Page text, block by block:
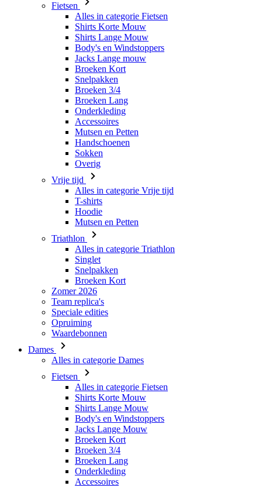
Fietsen
Alles in categorie Fietsen
Shirts Korte Mouw
Shirts Lange Mouw
Body's en Windstoppers
Jacks Lange mouw
Broeken Kort
Snelpakken
Broeken 3/4
Broeken Lang
Onderkleding
Accessoires
Mutsen en Petten
Handschoenen
Sokken
Overig
Vrije tijd
Alles in categorie Vrije tijd
T-shirts
Hoodie
Mutsen en Petten
Triathlon
Alles in categorie Triathlon
Singlet
Snelpakken
Broeken Kort
Zomer 2026
Team replica's
Speciale edities
Opruiming
Waardebonnen
Dames
Alles in categorie Dames
Fietsen
Alles in categorie Fietsen
Shirts Korte Mouw
Shirts Lange Mouw
Body's en Windstoppers
Jacks Lange Mouw
Broeken Kort
Broeken 3/4
Broeken Lang
Onderkleding
Accessoires